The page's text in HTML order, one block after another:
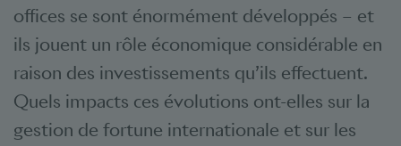
offices se sont énormément développés – et
ils jouent un rôle économique considérable en
raison des investissements qu’ils effectuent.
Quels impacts ces évolutions ont-elles sur la
gestion de fortune internationale et sur les